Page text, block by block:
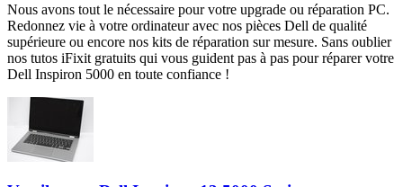
Nous avons tout le nécessaire pour votre upgrade ou réparation PC.
Redonnez vie à votre ordinateur avec nos pièces Dell de qualité
supérieure ou encore nos kits de réparation sur mesure. Sans oublier
nos tutos iFixit gratuits qui vous guident pas à pas pour réparer votre
Dell Inspiron 5000 en toute confiance !